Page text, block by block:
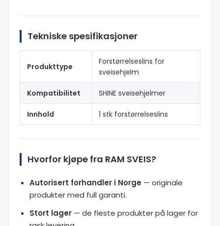
Tekniske spesifikasjoner
Produkttype
Forstørrelseslins for
sveisehjelm
Kompatibilitet SHINE sveisehjelmer
Innhold 1 stk forstørrelseslins
Hvorfor kjøpe fra RAM SVEIS?
Autorisert forhandler i Norge — originale
produkter med full garanti.
Stort lager — de fleste produkter på lager for